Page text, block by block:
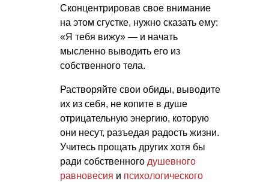
Сконцентрировав свое внимание
на этом сгустке, нужно сказать ему:
«Я тебя вижу» — и начать
мысленно выводить его из
собственного тела.
Растворяйте свои обиды, выводите
их из себя, не копите в душе
отрицательную энергию, которую
они несут, разъедая радость жизни.
Учитесь прощать других хотя бы
ради собственного душевного
равновесия и психологического